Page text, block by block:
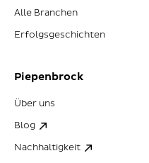
Alle Branchen
Erfolgsgeschichten
Piepenbrock
Über uns
Blog
Nachhaltigkeit